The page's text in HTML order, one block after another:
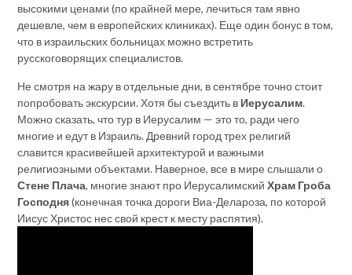
высокими ценами (по крайней мере, лечиться там явно
дешевле, чем в европейских клиниках). Еще один бонус в том,
что в израильских больницах можно встретить
русскоговорящих специалистов.
Не смотря на жару в отдельные дни, в сентябре точно стоит
попробовать экскурсии. Хотя бы съездить в Иерусалим.
Можно сказать, что тур в Иерусалим — это то, ради чего
многие и едут в Израиль. Древний город трех религий
славится красивейшей архитектурой и важными
религиозными объектами. Наверное, все в мире слышали о
Стене Плача, многие знают про Иерусалимский Храм Гроба
Господня(конечная точка дороги Виа-Делароза, по которой
Иисус Христос нес свой крест к месту распятия).